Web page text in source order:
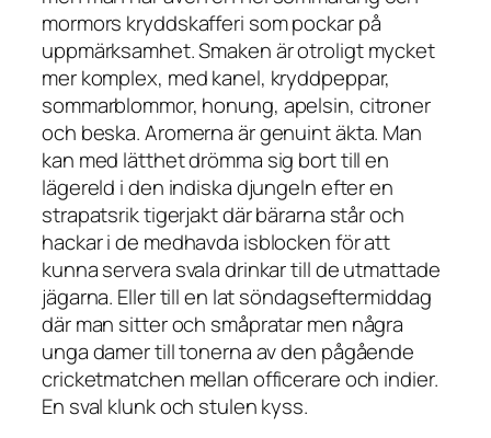
mormors kryddskafferi som pockar på
uppmärksamhet. Smaken är otroligt mycket
mer komplex, med kanel, kryddpeppar,
sommarblommor, honung, apelsin, citroner
och beska. Aromerna är genuint äkta. Man
kan med lätthet drömma sig bort till en
lägereld i den indiska djungeln efter en
strapatsrik tigerjakt där bärarna står och
hackar i de medhavda isblocken för att
kunna servera svala drinkar till de utmattade
jägarna. Eller till en lat söndagseftermiddag
där man sitter och småpratar men några
unga damer till tonerna av den pågående
cricketmatchen mellan officerare och indier.
En sval klunk och stulen kyss.